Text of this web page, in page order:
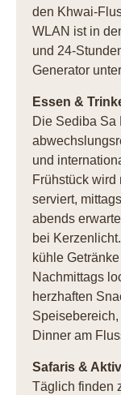
den Khwai-
WLAN ist in
und 24-
Generator
Essen &
Die Sediba Sa
und
Frühstück
serviert,
abends
bei
kühle
Nachmittags
herzhaften
Dinner am
Safaris &
Täglich finden